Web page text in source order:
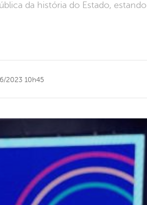
da história do Estado, estando
2023 10h45